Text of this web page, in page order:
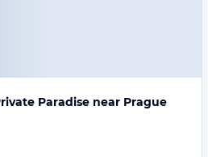
Paradise near Prague